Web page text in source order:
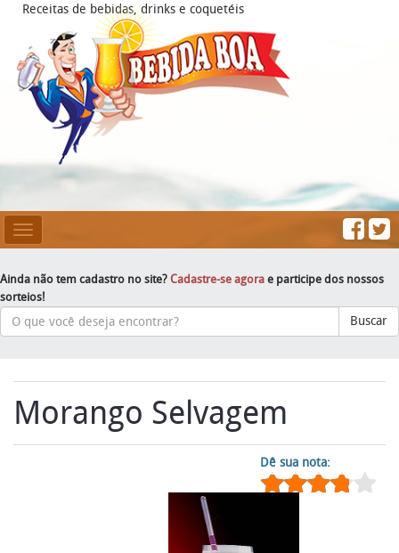
Receitas de bebidas, drinks e coquetéis
Mesclar
Navegação
Ainda não tem cadastro no site? Cadastre-se agora e participe dos nossos
sorteios!
Buscar
Morango Selvagem
Dê sua nota: